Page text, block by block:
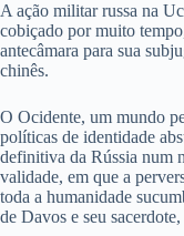
A ação militar russa na
cobiçado por muito
antecâmara para sua
chinês.
O Ocidente, um mundo
políticas de identidade
definitiva da Rússia num
validade, em que a
toda a humanidade
de Davos e seu